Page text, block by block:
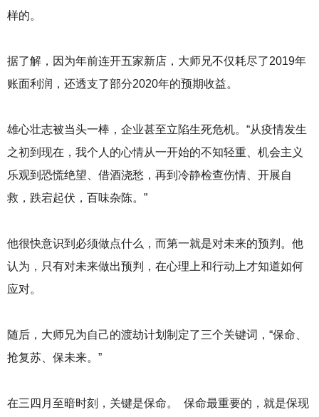
样的。
据了解，因为年前连开五家新店，大师兄不仅耗尽了2019年
账面利润，还透支了部分2020年的预期收益。
雄心壮志被当头一棒，企业甚至立陷生死危机。“从疫情发生
之初到现在，我个人的心情从一开始的不知轻重、机会主义
乐观到恐慌绝望、借酒浇愁，再到冷静检查伤情、开展自
救，跌宕起伏，百味杂陈。”
他很快意识到必须做点什么，而第一就是对未来的预判。他
认为，只有对未来做出预判，在心理上和行动上才知道如何
应对。
随后，大师兄为自己的渡劫计划制定了三个关键词，“保命、
抢复苏、保未来。”
在三四月至暗时刻，关键是保命。 保命最重要的，就是保现